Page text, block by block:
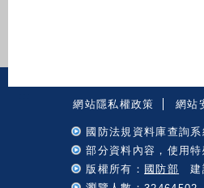
網站隱私權政策 網站
國防法規資料庫查詢
部分資料內容，使用
版權所有： 國防部 建